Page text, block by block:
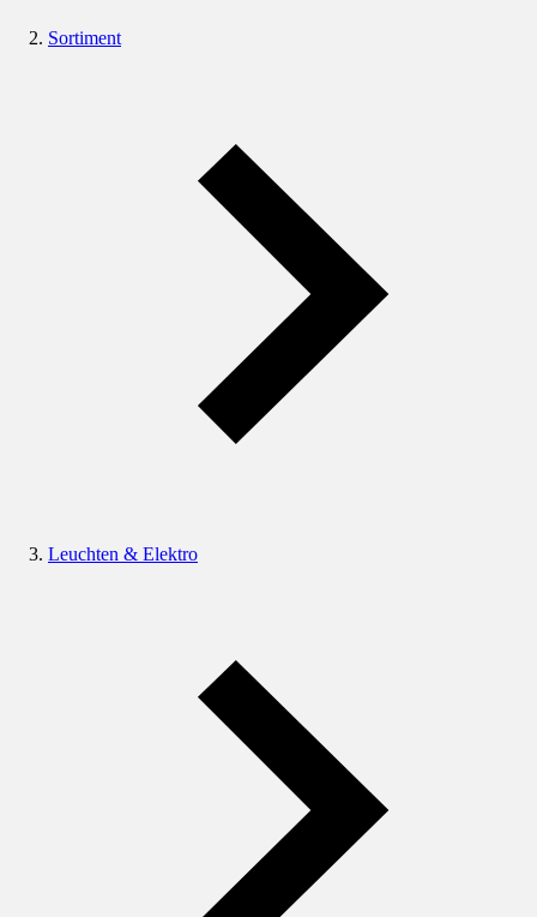
Sortiment
Leuchten & Elektro